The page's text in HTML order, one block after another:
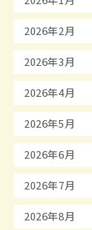
2026年2月
2026年3月
2026年4月
2026年5月
2026年6月
2026年7月
2026年8月